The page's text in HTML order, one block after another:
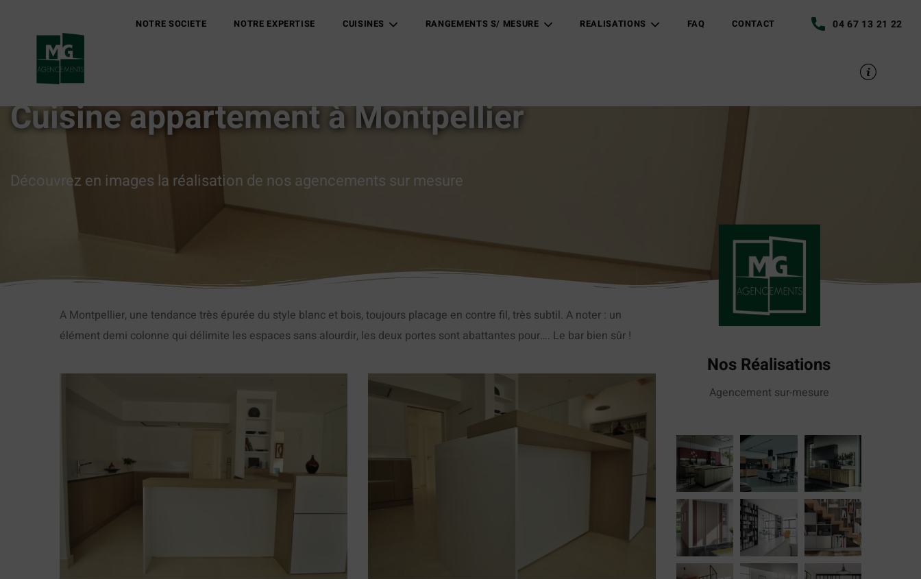
NOTRE SOCIETE NOTRE EXPERTISE CUISINES RANGEMENTS S/ MESURE REALISATIONS FAQ CONTACT 04 67 13 21 22
Cuisine appartement à Montpellier
Découvrez en images la réalisation de nos agencements sur mesure
A Montpellier, une tendance très épurée du style blanc et bois, toujours placage en contre fil, très subtil. A noter : un
élément demi colonne qui délimite les espaces sans alourdir, les deux portes sont abattantes pour…. Le bar bien sûr !
Nos Réalisations
Agencement sur-mesure